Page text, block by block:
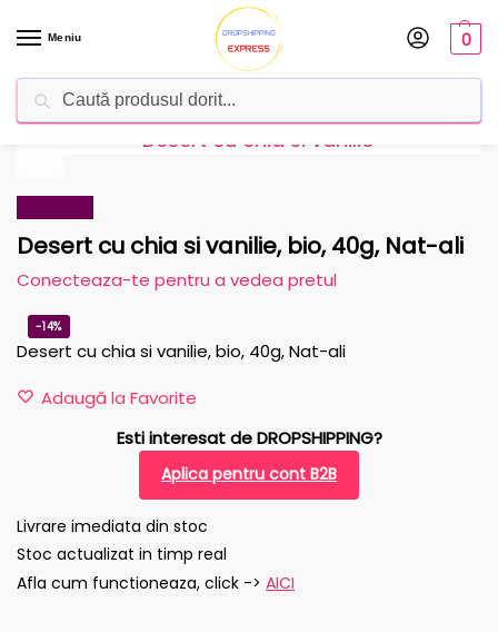
Meniu 0
Dropshipping Romania
Desert cu chia si vanilie, bio, 40g, Nat-ali
Conecteaza-te pentru a vedea pretul
-14%
Desert cu chia si vanilie, bio, 40g, Nat-ali
Adaugă la Favorite
Esti interesat de DROPSHIPPING?
Aplica pentru cont B2B
Livrare imediata din stoc
Stoc actualizat in timp real
Afla cum functioneaza, click -> AICI